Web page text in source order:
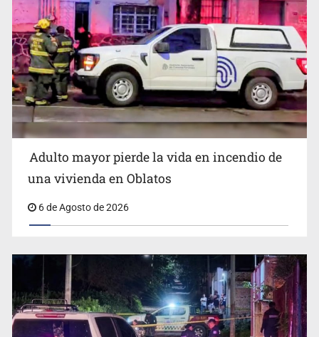
Capturan en Zapopan a defraudador de paquetes
Adulto mayor pierde la vida en incendio de
una vivienda en Oblatos
6 de Agosto de 2026